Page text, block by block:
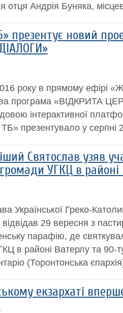
отця Андрія Буняка,
презентує новий
року в прямому ефірі
програма «ВІДКРИТА
інтерактивної
презентувало у серпні
Святослав узяв
громади УГКЦ в
Української Греко-
29 вересня з
парафію, де
в районі Ватерлу та 90-
(Торонтонська
екзархаті